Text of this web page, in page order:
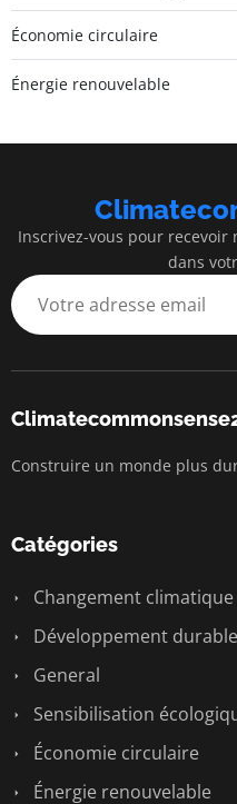
Économie circulaire
Énergie renouvelable
Inscrivez-vous pour
dans
Construire un monde plus
Catégories
Changement climatique
Développement durable
General
Sensibilisation
Économie circulaire
Énergie renouvelable